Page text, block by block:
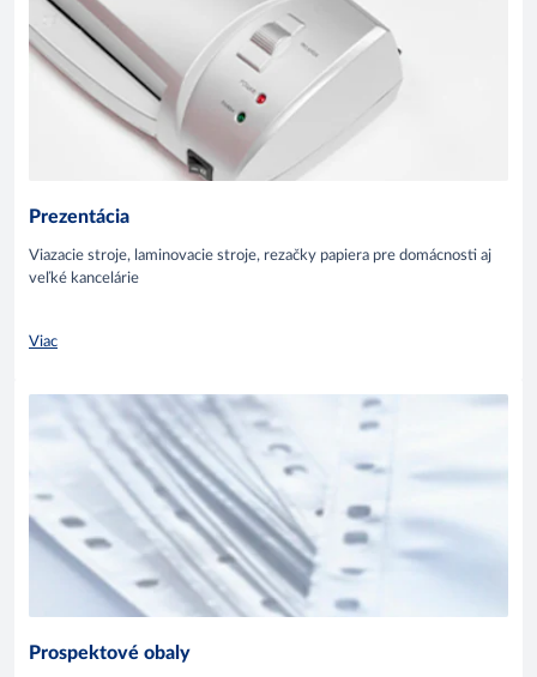
Prezentácia
Viazacie stroje, laminovacie stroje, rezačky papiera pre domácnosti aj
veľké kancelárie
Viac
Prospektové obaly